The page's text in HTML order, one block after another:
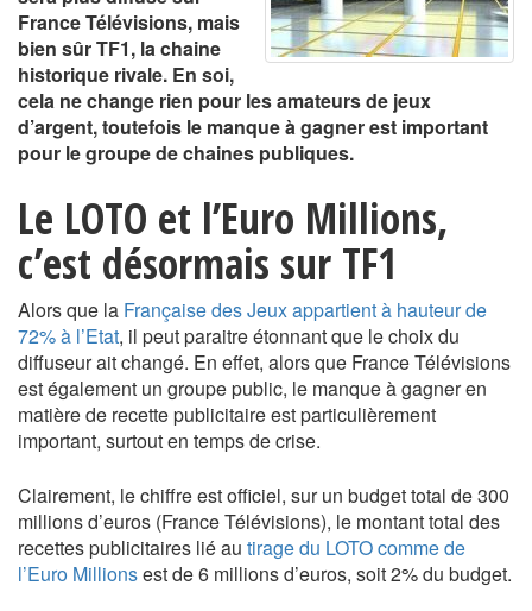
France Télévisions, mais
bien sûr TF1, la chaine
historique rivale. En soi,
cela ne change rien pour les amateurs de jeux
d’argent, toutefois le manque à gagner est important
pour le groupe de chaines publiques.
Le LOTO et l’Euro Millions,
c’est désormais sur TF1
Alors que la Française des Jeux appartient à hauteur de
72% à l’Etat, il peut paraitre étonnant que le choix du
diffuseur ait changé. En effet, alors que France Télévisions
est également un groupe public, le manque à gagner en
matière de recette publicitaire est particulièrement
important, surtout en temps de crise.
Clairement, le chiffre est officiel, sur un budget total de 300
millions d’euros (France Télévisions), le montant total des
recettes publicitaires lié au tirage du LOTO comme de
l’Euro Millionsest de 6 millions d’euros, soit 2% du budget.